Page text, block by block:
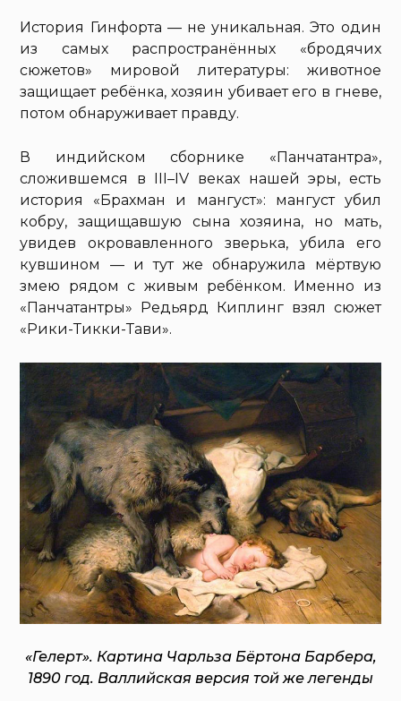
История Гинфорта — не уникальная. Это один
из самых распространённых «бродячих
сюжетов» мировой литературы: животное
защищает ребёнка, хозяин убивает его в гневе,
потом обнаруживает правду.
В индийском сборнике «Панчатантра»,
сложившемся в III–IV веках нашей эры, есть
история «Брахман и мангуст»: мангуст убил
кобру, защищавшую сына хозяина, но мать,
увидев окровавленного зверька, убила его
кувшином — и тут же обнаружила мёртвую
змею рядом с живым ребёнком. Именно из
«Панчатантры» Редьярд Киплинг взял сюжет
«Рики-Тикки-Тави».
«Гелерт». Картина Чарльза Бёртона Барбера,
1890 год. Валлийская версия той же легенды